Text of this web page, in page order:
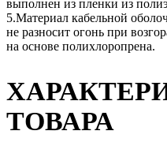
выполнен из пленки из
5.Материал кабельной
не разносит огонь при
на основе полихлоропрена.
ТОВАРА